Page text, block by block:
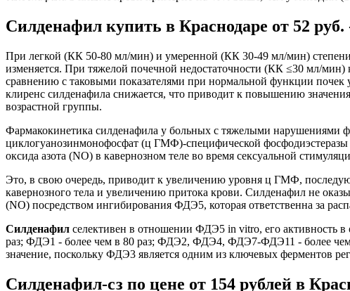
Силденафил купить в Краснодаре от 52
При легкой (КК 50-80 мл/мин) и умеренной (КК 30-49 мл/мин) степени
изменяется. При тяжелой почечной недостаточности (КК ≤30 мл/
сравнению с таковыми показателями при нормальной функции
клиренс силденафила снижается, что приводит к повышению
возрастной группы.
Фармакокинетика силденафила у больных с тяжелыми
циклогуанозинмонофосфат (ц ГМФ)-специфической
оксида азота (NO) в кавернозном теле во время сексуальной
Это, в свою очередь, приводит к увеличению уровня ц ГМФ,
кавернозного тела и увеличению притока крови. Силденафил не
(NO) посредством ингибирования ФДЭ5, которая ответственна за
Силденафил селективен в отношении ФДЭ5 in vitro, его активность
раз; ФДЭ1 - более чем в 80 раз; ФДЭ2, ФДЭ4, ФДЭ7-ФДЭ11 - более чем
значение, поскольку ФДЭ3 является одним из ключевых ферментов
Силденафил-сз по цене от 154 рублей в